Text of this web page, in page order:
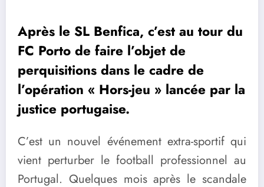
Après le SL Benfica, c’est au tour du
FC Porto de faire l’objet de
perquisitions dans le cadre de
l’opération « Hors-jeu » lancée par la
justice portugaise.
C’est un nouvel événement extra-sportif qui
vient perturber le football professionnel au
Portugal. Quelques mois après le scandale